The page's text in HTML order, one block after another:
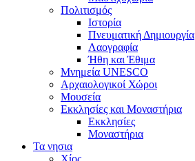
Πολιτισμός
Ιστορία
Πνευματική Δημιουργία
Λαογραφία
Ήθη και Έθιμα
Μνημεία UNESCO
Αρχαιολογικοί Χώροι
Μουσεία
Εκκλησίες και Μοναστήρια
Εκκλησίες
Μοναστήρια
Τα νησια
Χίος